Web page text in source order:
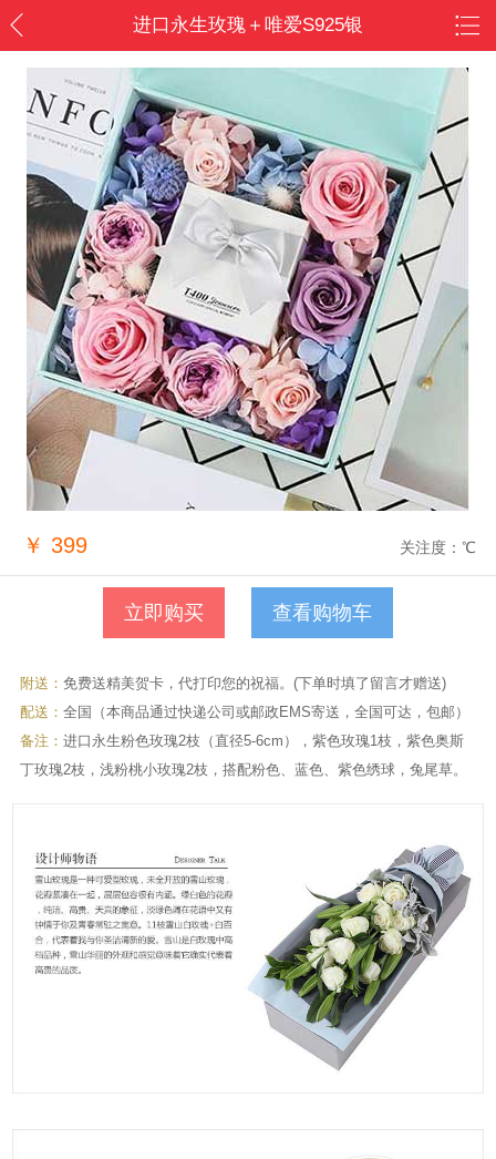
进口永生玫瑰＋唯爱S925银
￥ 399 关注度： ℃
查看购物车
附送： 免费送精美贺卡，代打印您的祝福。(下单时填了留言才赠送)
配送： 全国（本商品通过快递公司或邮政EMS寄送，全国可达，包邮）
备注： 进口永生粉色玫瑰2枝（直径5-6cm），紫色玫瑰1枝，紫色奥斯
丁玫瑰2枝，浅粉桃小玫瑰2枝，搭配粉色、蓝色、紫色绣球，兔尾草。